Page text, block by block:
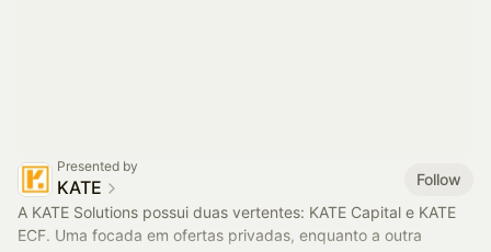
Presented by
KATE
Follow
A KATE Solutions possui duas vertentes: KATE Capital e KATE
ECF. Uma focada em ofertas privadas, enquanto a outra